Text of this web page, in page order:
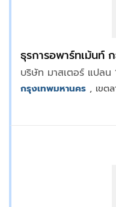
ธุรการอพาร์ทเม้นท์
บริษัท มาสเตอร์ แปลน
กรุงเทพมหานคร , เขต